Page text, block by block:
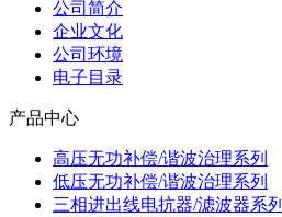
公司简介
企业文化
公司环境
电子目录
产品中心
高压无功补偿/谐波治理系列
低压无功补偿/谐波治理系列
三相进出线电抗器/滤波器系列